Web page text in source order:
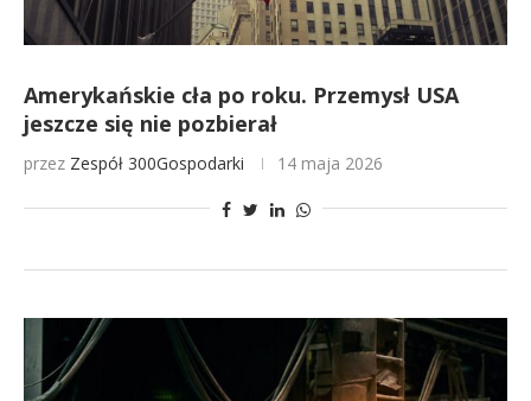
Amerykańskie cła po roku. Przemysł USA
jeszcze się nie pozbierał
przez Zespół 300Gospodarki 14 maja 2026